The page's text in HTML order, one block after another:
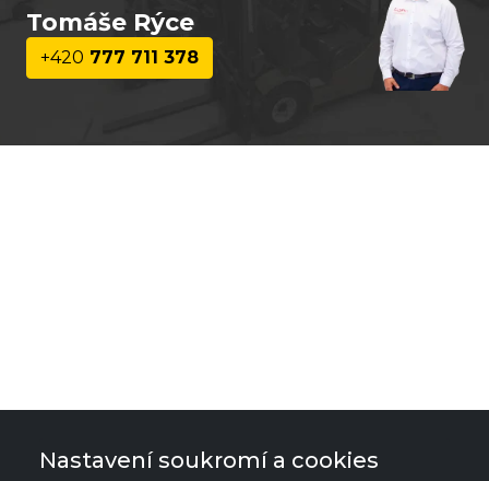
Tomáše Rýce
+420 777 711 378
Nastavení soukromí a cookies